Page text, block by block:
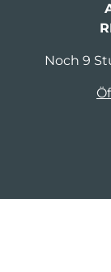
Noch 9